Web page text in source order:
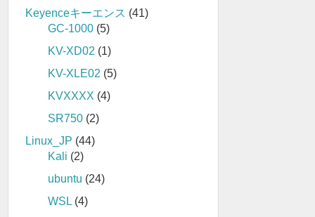
Keyenceキーエンス (41)
GC-1000 (5)
KV-XD02 (1)
KV-XLE02 (5)
KVXXXX (4)
SR750 (2)
Linux_JP (44)
Kali (2)
ubuntu (24)
WSL (4)